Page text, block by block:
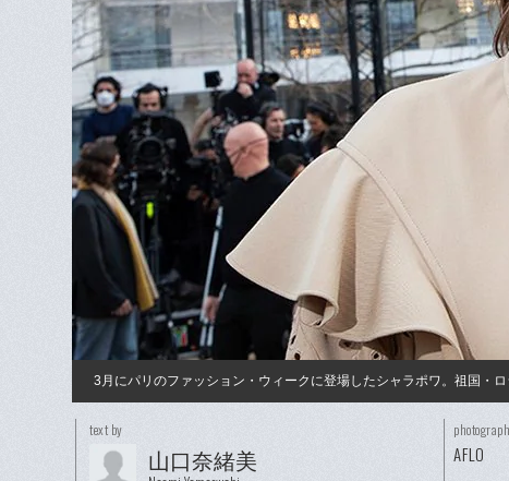
3月にパリのファッション・ウィークに登場したシャラポワ。祖国・
text by
山口奈緒美 AFLO